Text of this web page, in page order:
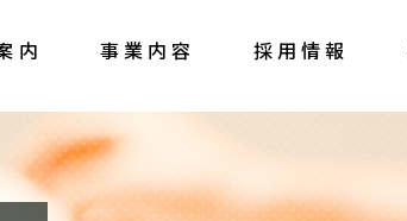
内 事業内容 採用情報